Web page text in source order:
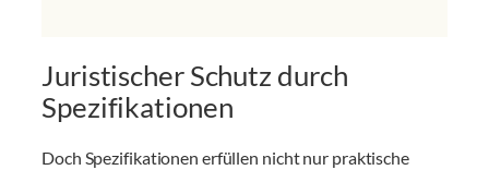
Juristischer Schutz durch
Spezifikationen
Doch Spezifikationen erfüllen nicht nur praktische